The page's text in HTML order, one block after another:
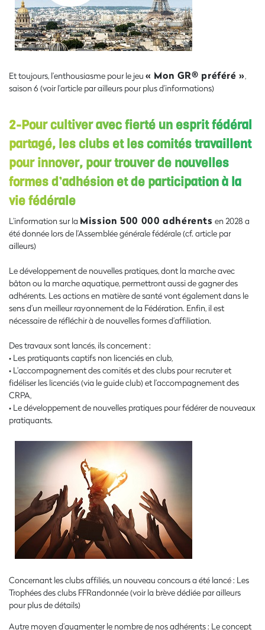
Et toujours, l’enthousiasme pour le jeu « Mon GR® préféré »,
saison 6 (voir l’article par ailleurs pour plus d’informations)
2-Pour cultiver avec fierté un esprit fédéral
partagé, les clubs et les comités travaillent
pour innover, pour trouver de nouvelles
formes d’adhésion et de participation à la
vie fédérale
L’information sur la Mission 500 000 adhérents en 2028 a
été donnée lors de l’Assemblée générale fédérale (cf. article par
ailleurs)
Le développement de nouvelles pratiques, dont la marche avec
bâton ou la marche aquatique, permettront aussi de gagner des
adhérents. Les actions en matière de santé vont également dans le
sens d’un meilleur rayonnement de la Fédération. Enfin, il est
nécessaire de réfléchir à de nouvelles formes d’affiliation.
Des travaux sont lancés, ils concernent :
• Les pratiquants captifs non licenciés en club,
• L’accompagnement des comités et des clubs pour recruter et
fidéliser les licenciés (via le guide club) et l’accompagnement des
CRPA,
• Le développement de nouvelles pratiques pour fédérer de nouveaux
pratiquants.
Concernant les clubs affiliés, un nouveau concours a été lancé : Les
Trophées des clubs FFRandonnée (voir la brève dédiée par ailleurs
pour plus de détails)
Autre moyen d’augmenter le nombre de nos adhérents : Le concept